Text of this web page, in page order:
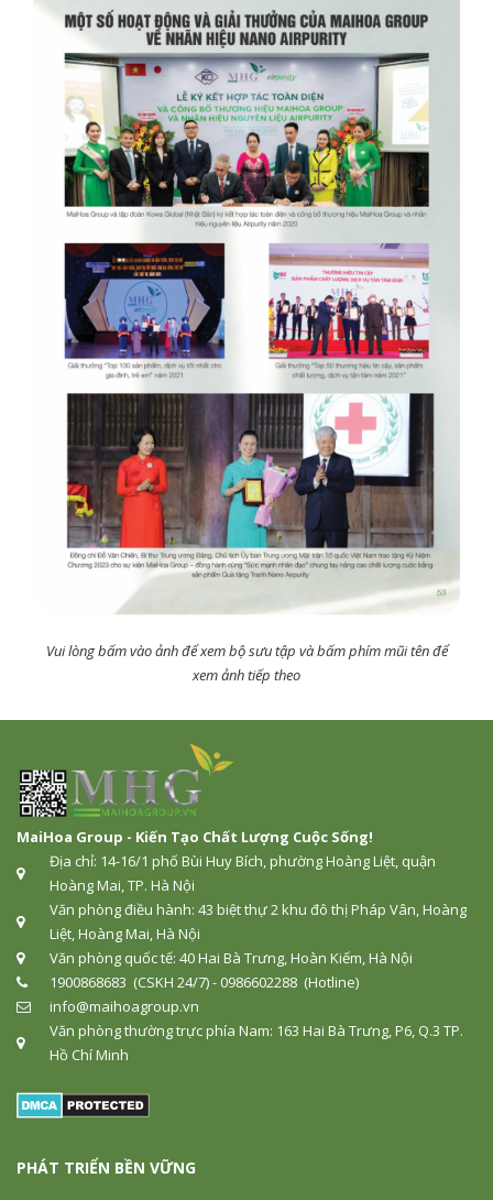
Vui lòng bấm vào ảnh để xem bộ sưu tập và bấm phím mũi tên để
xem ảnh tiếp theo
MaiHoa Group - Kiến Tạo Chất Lượng Cuộc Sống!
Địa chỉ: 14-16/1 phố Bùi Huy Bích, phường Hoàng Liệt, quận
Hoàng Mai, TP. Hà Nội
Văn phòng điều hành: 43 biệt thự 2 khu đô thị Pháp Vân, Hoàng
Liệt, Hoàng Mai, Hà Nội
Văn phòng quốc tế: 40 Hai Bà Trưng, Hoàn Kiếm, Hà Nội
1900868683 (CSKH 24/7) - 0986602288 (Hotline)
info@maihoagroup.vn
Văn phòng thường trực phía Nam: 163 Hai Bà Trưng, P6, Q.3 TP.
Hồ Chí Minh
PHÁT TRIỂN BỀN VỮNG